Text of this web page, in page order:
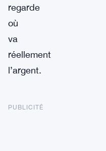
regarde
où
va
réellement
l’argent.
PUBLICITÉ